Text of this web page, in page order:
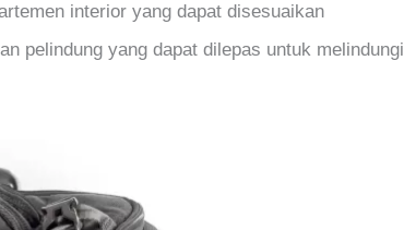
interior yang dapat disesuaikan
pelindung yang dapat dilepas untuk melindungi